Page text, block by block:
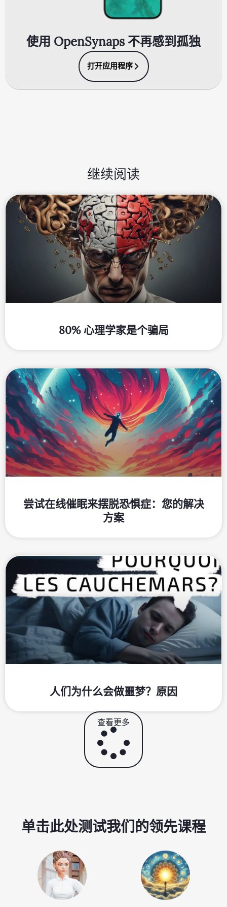
使用 OpenSynaps 不再感到孤独
打开应用程序
继续阅读
80% 心理学家是个骗局
尝试在线催眠来摆脱恐惧症：您的解决
方案
人们为什么会做噩梦？原因
查看更多
单击此处测试我们的领先课程